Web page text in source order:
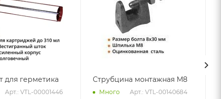
для герметика
Арт.: VTL-00001446
Струбцина монтажная М8
Много Арт.: VTL-00140684